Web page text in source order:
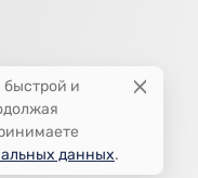
быстрой и
данных.